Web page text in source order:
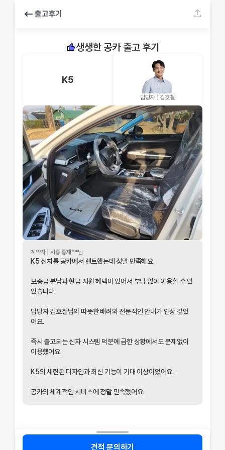
출고후기
생생한 공카 출고 후기
K5
담당자 |김호철
계약자 | 시흥 홍재 **님
K5 신차를 공카에서 렌트했는데 정말 만족해요.
보증금 분납과 현금 지원 혜택이 있어서 부담 없이 이용할 수 있
었습니다.
담당자 김호철님의 따뜻한 배려와 전문적인 안내가 인상 깊었
어요.
즉시 출고되는 신차 시스템 덕분에 급한 상황에서도 문제없이
이용했어요.
K5의 세련된 디자인과 최신 기능이 기대 이상이었어요.
공카의 체계적인 서비스에 정말 만족했어요.
견적 문의하기
개인정보 수집 및 이용 동의
통신망 이용촉진 및 정보보호"에 관한 법률을 준수하고 있습니다.
가 어떠한 용도와 방식으로 이용되고 있으며, 개인정보보호를 위해 어
1. 수집하는 개인정보 항목 회사는 상담 등을 위해 아래와 같은 개인정